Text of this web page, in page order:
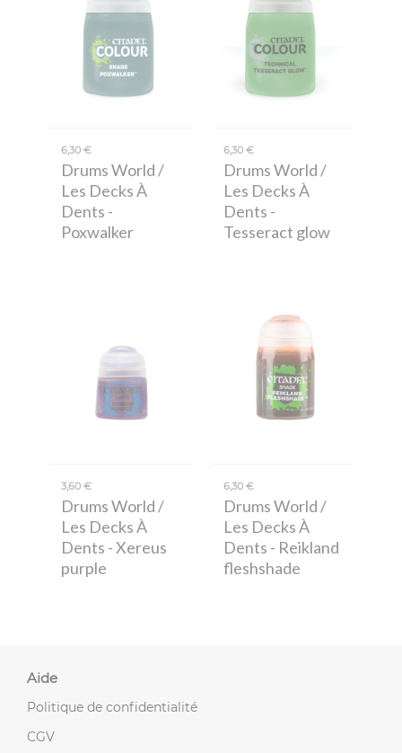
6,30 €
Drums World /
Les Decks À
Dents -
Poxwalker
6,30 €
Drums World /
Les Decks À
Dents -
Tesseract glow
3,60 €
Drums World /
Les Decks À
Dents - Xereus
purple
6,30 €
Drums World /
Les Decks À
Dents - Reikland
fleshshade
Aide
Politique de confidentialité
CGV